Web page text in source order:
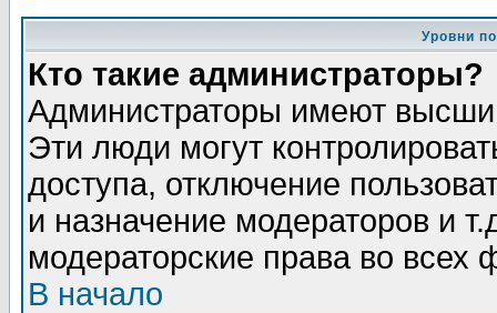
Уровни
Кто такие администраторы?
Администраторы имеют
Эти люди могут
доступа, отключение
и назначение модераторов и
модераторские права во всех
В начало